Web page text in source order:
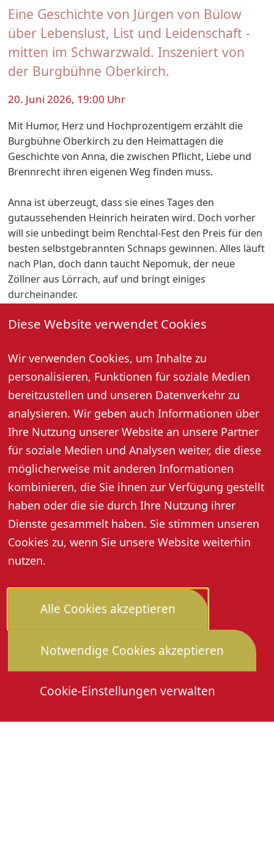
Diese Website verwendet Cookies
Wir verwenden Cookies, um Inhalte zu
personalisieren, Funktionen für soziale Medien
bereitzustellen und unseren Datenverkehr zu
analysieren. Wir geben auch Informationen über
Ihre Nutzung unserer Website an unsere Partner
für soziale Medien und Analysen weiter, die diese
möglicherweise mit anderen Informationen
kombinieren, die Sie ihnen zur Verfügung gestellt
haben oder die sie durch Ihre Nutzung ihrer
Dienste gesammelt haben. Sie stimmen unseren
Cookies zu, wenn Sie unsere Website weiterhin
nutzen.
Alle Cookies akzeptieren
Notwendige Cookies akzeptieren
Cookie-Einstellungen verwalten
Eine Geschichte von Jürgen von Bülow
über Lebenslust, List und Leidenschaft -
mitten im Schwarzwald. Inszeniert von
der Burgbühne Oberkirch.
20. Juni 2026, 19:00 Uhr
Mit Humor, Herz und Hochprozentigem erzählt die
Burgbühne Oberkirch zu den Heimattagen die
Geschichte von Anna, die zwischen Pflicht, Liebe und
Brennrecht ihren eigenen Weg finden muss.
Anna ist überzeugt, dass sie eines Tages den
gutaussehenden Heinrich heiraten wird. Doch vorher
will sie unbedingt beim Renchtal-Fest den Preis für den
besten selbstgebrannten Schnaps gewinnen. Alles läuft
nach Plan, doch dann taucht Nepomuk, der neue
Zöllner aus Lörrach, auf und bringt einiges
durcheinander.
"Annas Herzstück" ist eine Geschichte über Lebenslust,
Regie: Rob Dornboos.
Bitte beachten: Die Veranstaltung findet ausschließlich
im Freien statt. Denken Sie an wetterangepasste
Kleidung. Sollte die Veranstaltung aufgrund zu starkem
Regen oder Gewitter abgesagt oder abgebrochen
werden, können die Eintrittskarten an der jeweiligen
Vorverkaufsstelle umgetauscht oder erstattet werden.
Info-Telefon am Veranstaltungstag: 07802 700220